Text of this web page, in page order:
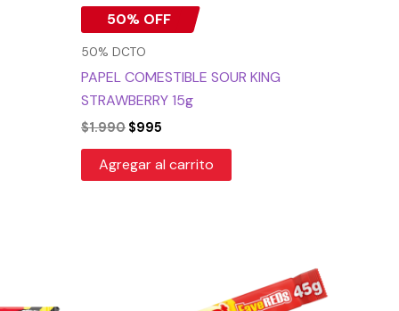
50% OFF
50% DCTO
PAPEL COMESTIBLE SOUR KING
STRAWBERRY 15g
$1.990 $995
Agregar al carrito